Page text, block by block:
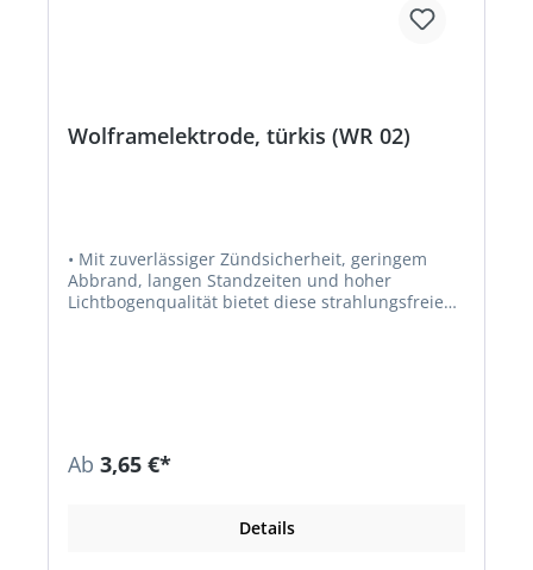
Wolframelektrode, türkis (WR 02)
• Mit zuverlässiger Zündsicherheit, geringem
Abbrand, langen Standzeiten und hoher
Lichtbogenqualität bietet diese strahlungsfreie
Ab 3,65 €*
Details